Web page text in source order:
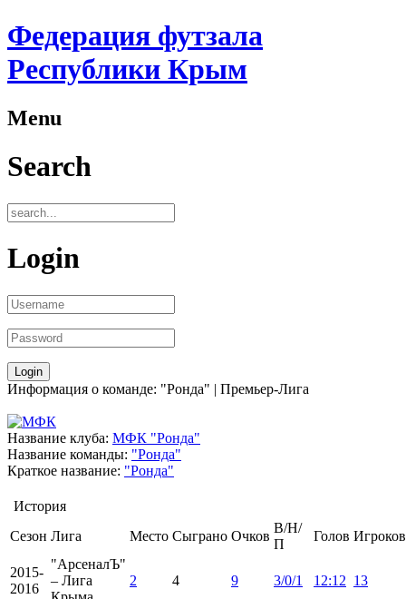
Федерация футзала
Республики Крым
Menu
Search
Login
Информация о команде: "Ронда" | Премьер-Лига
Название клуба: МФК "Ронда"
Название команды: "Ронда"
Краткое название: "Ронда"
История
Сезон Лига Место Сыграно Очков
В/Н/
П
Голов Игроков
2015-
2016
"АрсеналЪ"
– Лига
2 4 9 3/0/1 12:12 13